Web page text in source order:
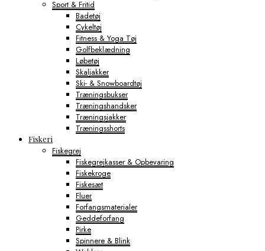
Sport & Fritid
Badetøj
Cykeltøj
Fitness & Yoga Tøj
Golfbeklædning
Løbetøj
Skaljakker
Ski- & Snowboardtøj
Træningsbukser
Træningshandsker
Træningsjakker
Træningsshorts
Fiskeri
Fiskegrej
Fiskegrejkasser & Opbevaring
Fiskekroge
Fiskesæt
Fluer
Forfangsmaterialer
Geddeforfang
Pirke
Spinnere & Blink